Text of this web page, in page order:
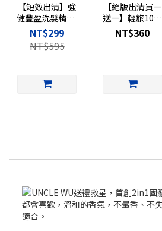
【短效出清】強
健豐盈洗髮精2.0
版｜髮根奇蹟
500ml『效期到
2027/6月』
NT$299
NT$595
【絕版出清買一
送一】輕旅10款
香味（任選2罐）
售完絕版
NT$360